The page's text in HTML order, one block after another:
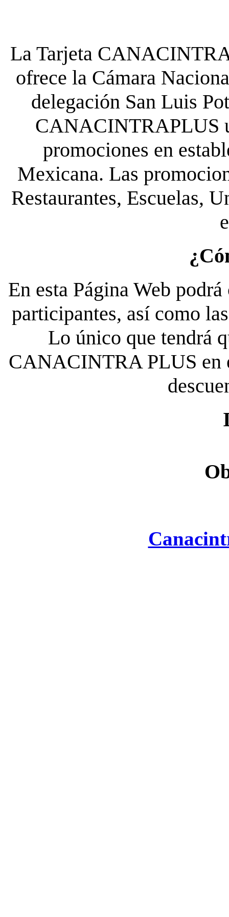
La Tarjeta
ofrece la Cámara
delegación San Luis
CANACINTRAPLUS
promociones en
Mexicana. Las
Restaurantes, Escuelas,
En esta Página Web
participantes, así como
Lo único que tendrá
CANACINTRA PLUS en